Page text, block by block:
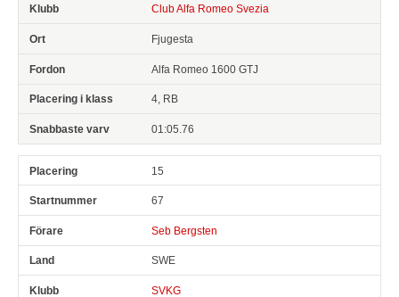
Club Alfa Romeo Svezia
Fjugesta
Alfa Romeo 1600 GTJ
4, RB
01:05.76
15
67
Seb Bergsten
SWE
SVKG